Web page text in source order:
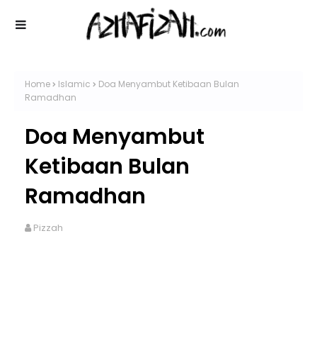
Home Islamic
Doa Menyambut Ketibaan Bulan
Ramadhan
Doa Menyambut
Ketibaan Bulan
Ramadhan
Pizzah